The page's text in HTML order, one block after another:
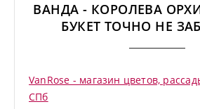
ВАНДА - КОРОЛЕВА
БУКЕТ ТОЧНО НЕ
VanRose - магазин цветов,
СПб